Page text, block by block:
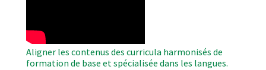
Aligner les contenus des curricula harmonisés de
formation de base et spécialisée dans les langues.